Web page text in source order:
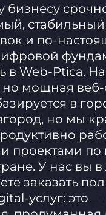
бизнесу
стабильный
и по-
в Web-Ptica.
но мощная веб-
в
но мы
проектами по
У нас вы
заказать
услуг: это